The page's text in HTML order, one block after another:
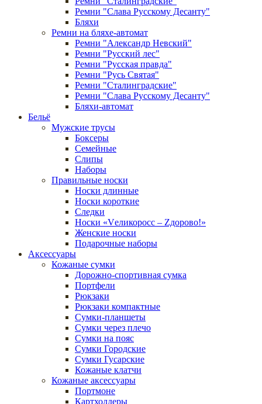
Ремни "Слава Русскому Десанту"
Бляхи
Ремни на бляхе-автомат
Ремни "Александр Невский"
Ремни "Русский лес"
Ремни "Русская правда"
Ремни "Русь Святая"
Ремни "Сталинградские"
Ремни "Слава Русскому Десанту"
Бляхи-автомат
Бельё
Мужские трусы
Боксеры
Семейные
Слипы
Наборы
Правильные носки
Носки длинные
Носки короткие
Следки
Носки «Vеликоросс – Zдорово!»
Женские носки
Подарочные наборы
Аксессуары
Кожаные сумки
Дорожно-спортивная сумка
Портфели
Рюкзаки
Рюкзаки компактные
Сумки-планшеты
Сумки через плечо
Сумки на пояс
Сумки Городские
Сумки Гусарские
Кожаные клатчи
Кожаные аксессуары
Портмоне
Картхолдеры